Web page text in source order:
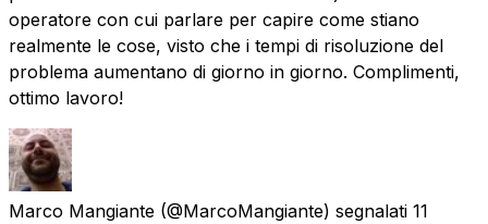
operatore con cui parlare per capire come stiano
realmente le cose, visto che i tempi di risoluzione del
problema aumentano di giorno in giorno. Complimenti,
ottimo lavoro!
Marco Mangiante (@MarcoMangiante) segnalati 11